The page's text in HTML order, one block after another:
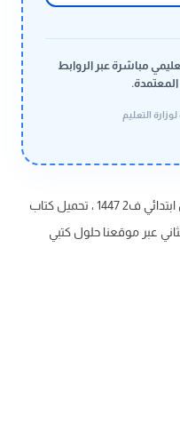
مباشرة عبر الروابط
التعليم
كتاب المهارات الحياتية والأسرية سادس ابتدائي ف2 1447 ، تحميل كتاب
عبر موقعنا حلول كتبي